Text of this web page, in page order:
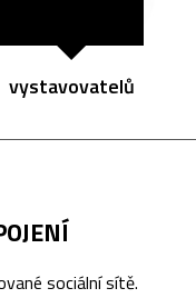
vystavovatelů
sociální sítě.